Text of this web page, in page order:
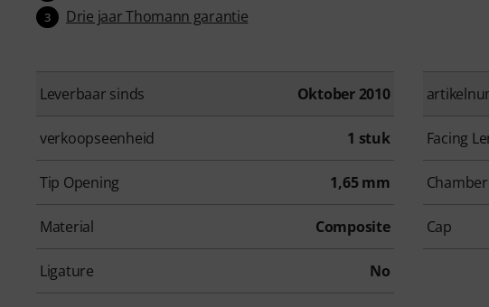
3 Drie jaar Thomann garantie
Leverbaar sinds Oktober 2010
verkoopseenheid 1 stuk Facing
Tip Opening 1,65 mm Chamber
Material Composite Cap
Ligature No